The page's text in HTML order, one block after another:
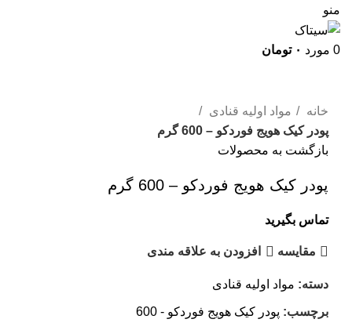
منو
0 مورد ۰ تومان
خانه
مواد اولیه قنادی
پودر کیک هویج فوردکو – 600 گرم
بازگشت به محصولات
پودر کیک هویج فوردکو – 600 گرم
تماس بگیرید
مقايسه افزودن به علاقه مندی
دسته: مواد اولیه قنادی
برچسب: پودر کیک هویج فوردکو - 600